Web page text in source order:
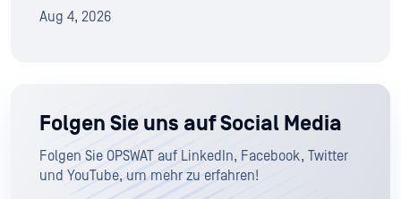
Aug 4, 2026
Folgen Sie uns auf Social Media
Folgen Sie OPSWAT auf LinkedIn, Facebook, Twitter
und YouTube, um mehr zu erfahren!